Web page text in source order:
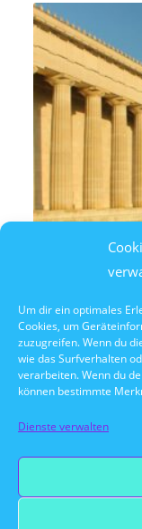
Um dir ein optimales
Cookies, um
zuzugreifen. Wenn du
wie das Surfverhalten
verarbeiten. Wenn du
können bestimmte
Dienste verwalten
10.
10:30 Uhr